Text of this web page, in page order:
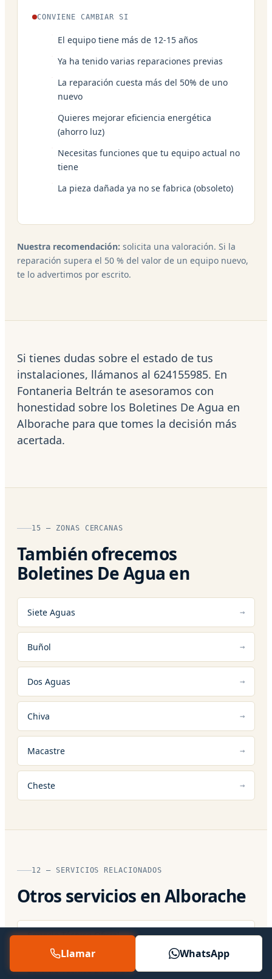
CONVIENE CAMBIAR SI
El equipo tiene más de 12-15 años
Ya ha tenido varias reparaciones previas
La reparación cuesta más del 50% de uno
nuevo
Quieres mejorar eficiencia energética
(ahorro luz)
Necesitas funciones que tu equipo actual no
tiene
La pieza dañada ya no se fabrica (obsoleto)
Nuestra recomendación: solicita una valoración. Si la
reparación supera el 50 % del valor de un equipo nuevo,
te lo advertimos por escrito.
Si tienes dudas sobre el estado de tus
instalaciones, llámanos al 624155985. En
Fontaneria Beltrán te asesoramos con
honestidad sobre los Boletines De Agua en
Alborache para que tomes la decisión más
acertada.
15 — ZONAS CERCANAS
También ofrecemos
Boletines De Agua en
Siete Aguas
Buñol
Dos Aguas
Chiva
Macastre
Cheste
12 — SERVICIOS RELACIONADOS
Otros servicios en Alborache
Servicio Técnico Oficial
Servicio Técnico 24 Horas
Llamar WhatsApp